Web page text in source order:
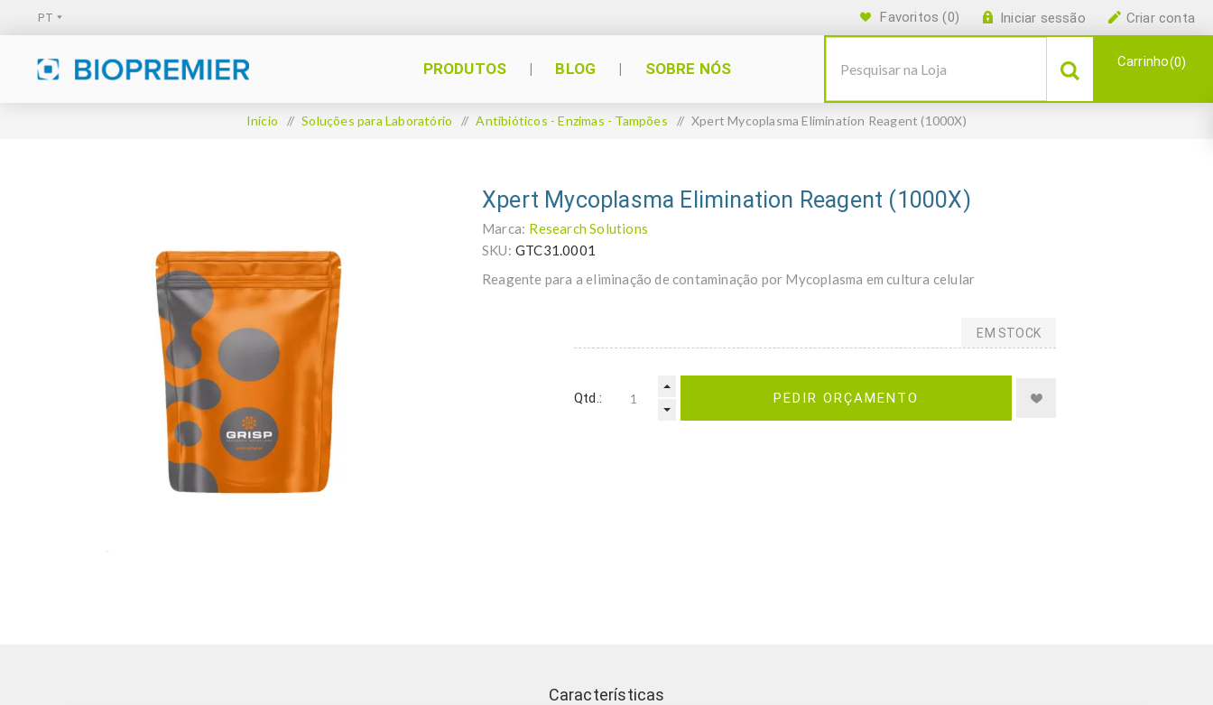
Criar conta
Iniciar sessão
Favoritos (0)
PRODUTOS BLOG SOBRE NÓS Carrinho 0
Início / Soluções para Laboratório / Antibióticos - Enzimas - Tampões / Xpert Mycoplasma Elimination Reagent (1000X)
Xpert Mycoplasma Elimination Reagent (1000X)
Marca: Research Solutions
SKU: GTC31.0001
Reagente para a eliminação de contaminação por Mycoplasma em cultura celular
EM STOCK
Qtd.: PEDIR ORÇAMENTO
Características